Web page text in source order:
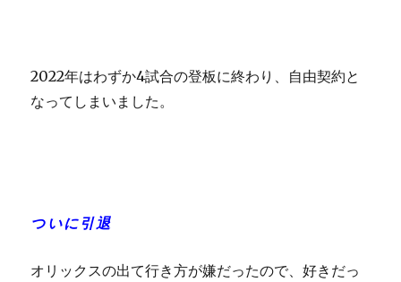
2022年はわずか4試合の登板に終わり、自由契約と
なってしまいました。
ついに引退
オリックスの出て行き方が嫌だったので、好きだっ